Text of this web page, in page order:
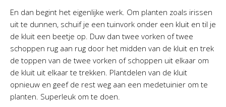
En dan begint het eigenlijke werk. Om planten zoals irissen
uit te dunnen, schuif je een tuinvork onder een kluit en til je
de kluit een beetje op. Duw dan twee vorken of twee
schoppen rug aan rug door het midden van de kluit en trek
de toppen van de twee vorken of schoppen uit elkaar om
de kluit uit elkaar te trekken. Plantdelen van de kluit
opnieuw en geef de rest weg aan een medetuinier om te
planten. Superleuk om te doen.